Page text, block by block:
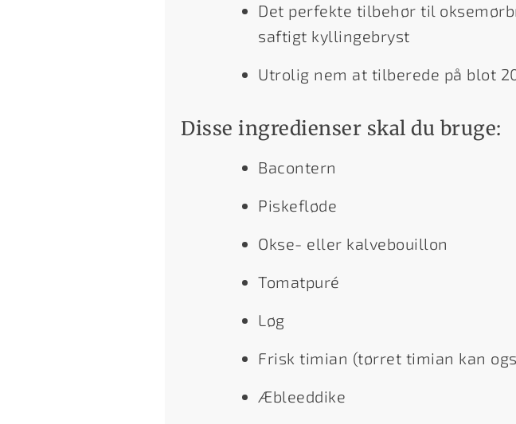
Det perfekte tilbehør til
saftigt kyllingebryst
Utrolig nem at tilberede på blot
Disse ingredienser skal du bruge:
Bacontern
Piskefløde
Okse- eller kalvebouillon
Tomatpuré
Løg
Frisk timian (tørret timian kan
Æbleeddike